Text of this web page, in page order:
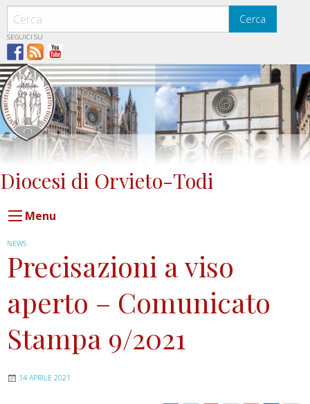
Skip
content
Cerca
SEGUICI SU
Diocesi di Orvieto-Todi
Menu
NEWS
Precisazioni a viso
aperto – Comunicato
Stampa 9/2021
14 APRILE 2021